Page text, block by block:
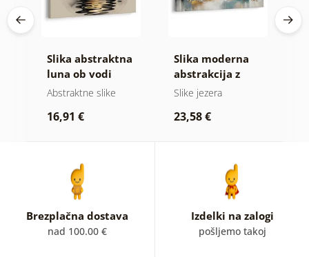
Slika abstraktna
luna ob vodi
Abstraktne slike
16,91 €
Slika moderna
abstrakcija z
naravo
Slike jezera
23,58 €
Brezplačna dostava
nad 100.00 €
Izdelki na zalogi
pošljemo takoj